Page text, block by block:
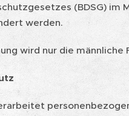
(BDSG) im
werden.
wird nur die männliche